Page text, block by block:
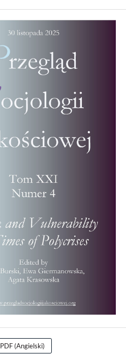
PDF (Angielski)